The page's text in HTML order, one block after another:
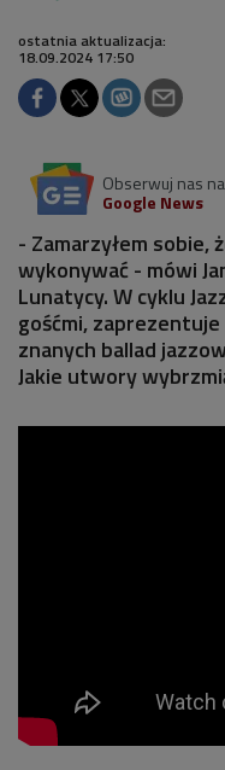
ostatnia aktualizacja:
18.09.2024 17:50
Obserwuj nas na
Google News
- Zamarzyłem sobie,
wykonywać - mówi
Lunatycy. W cyklu
gośćmi,
znanych ballad
Jakie utwory